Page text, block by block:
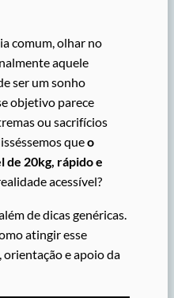
comum, olhar no
aquele
ser um sonho
objetivo parece
ou sacrifícios
queo
de 20kg, rápido e
acessível?
de dicas genéricas.
atingir esse
orientação e apoio da